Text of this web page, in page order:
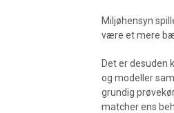
Miljøhensyn
være et mere
Det er desuden
og modeller
grundig
matcher ens